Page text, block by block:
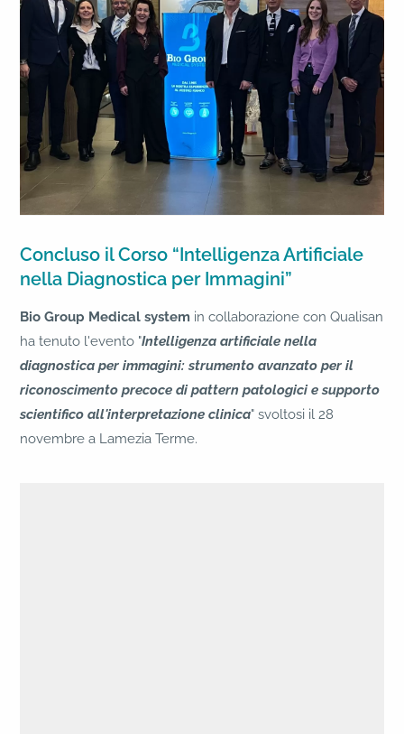
Concluso il Corso “Intelligenza Artificiale
nella Diagnostica per Immagini”
Bio Group Medical system in collaborazione con Qualisan
ha tenuto l'evento "Intelligenza artificiale nella
diagnostica per immagini: strumento avanzato per il
riconoscimento precoce di pattern patologici e supporto
scientifico all'interpretazione clinica" svoltosi il 28
novembre a Lamezia Terme.